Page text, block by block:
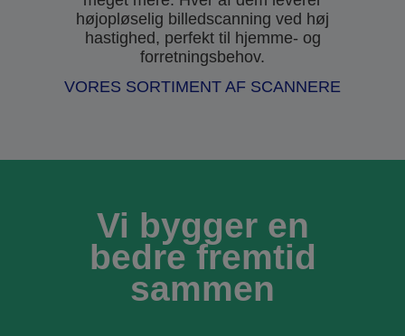
højopløselig billedscanning ved høj
hastighed, perfekt til hjemme- og
forretningsbehov.
VORES SORTIMENT AF SCANNERE
Vi bygger en
bedre fremtid
sammen